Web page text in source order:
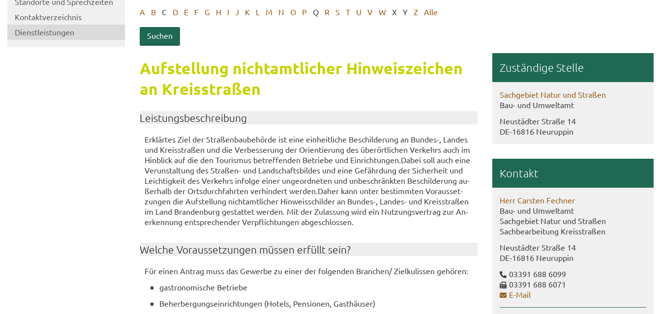
Kon­takt­ver­zeich­nis
Dienst­leis­tun­gen
A B C D E F G H I J K L M N O P Q R S T U V W X Y Z Alle
Auf­stel­lung nicht­amt­li­cher Hin­weis­zei­chen
an Kreis­stra­ßen
Leis­tungs­be­schrei­bung
Er­klär­tes Ziel der Stra­ßen­bau­be­hör­de ist eine ein­heit­li­che Be­schil­de­rung an Bundes-​, Lan­des
und Kreis­stra­ßen und die Ver­bes­se­rung der Ori­en­tie­rung des über­ört­li­chen Ver­kehrs auch im
Hin­blick auf die den Tou­ris­mus be­tref­fen­den Be­trie­be und Ein­rich­tun­gen.Dabei soll auch eine
Ver­un­stal­tung des Straßen-​ und Land­schafts­bil­des und eine Ge­fähr­dung der Si­cher­heit und
Leich­tig­keit des Ver­kehrs in­fol­ge einer un­ge­ord­ne­ten und un­be­schränk­ten Be­schil­de­rung au­
ßer­halb der Orts­durch­fahr­ten ver­hin­dert wer­den.Daher kann unter be­stimm­ten Vor­aus­set­
zun­gen die Auf­stel­lung nicht­amt­li­cher Hin­weis­schil­der an Bundes-​, Landes-​ und Kreis­stra­ßen
im Land Bran­den­burg ge­stat­tet wer­den. Mit der Zu­las­sung wird ein Nut­zungs­ver­trag zur An­
er­ken­nung ent­spre­chen­der Ver­pflich­tun­gen ab­ge­schlos­sen.
Wel­che Vor­aus­set­zun­gen müs­sen er­füllt sein?
Für einen An­trag muss das Ge­wer­be zu einer der fol­gen­den Bran­chen/ Ziel­ku­lis­sen ge­hö­ren:
gas­tro­no­mi­sche Be­trie­be
Be­her­ber­gungs­ein­rich­tun­gen (Ho­tels, Pen­sio­nen, Gast­häu­ser)
Zu­stän­di­ge Stel­le
Sach­ge­biet Natur und Stra­ßen
Bau- und Um­welt­amt
Neu­städ­ter Stra­ße 14
DE-​16816 Neu­rup­pin
Kon­takt
Herr Cars­ten Fech­ner
Bau- und Um­welt­amt
Sach­ge­biet Natur und Stra­ßen
Sach­be­ar­bei­tung Kreis­stra­ßen
Neu­städ­ter Stra­ße 14
DE-​16816 Neu­rup­pin
03391 688 6099
03391 688 6071
E-​Mail